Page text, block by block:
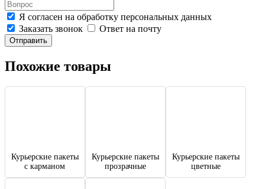
Я согласен на обработку персональных данных
Заказать звонок
Ответ на почту
Отправить
Похожие товары
Курьерские пакеты
с карманом
Курьерские пакеты
прозрачные
Курьерские пакеты
цветные